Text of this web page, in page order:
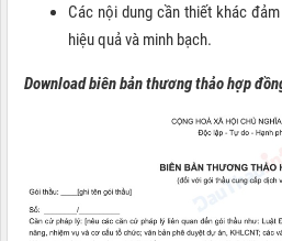
Các nội dung cần thiết khác
hiệu quả và minh bạch.
Download biên bản thương thảo hợp